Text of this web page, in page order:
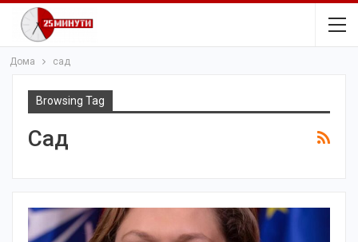
Дома сад
Browsing Tag
Сад